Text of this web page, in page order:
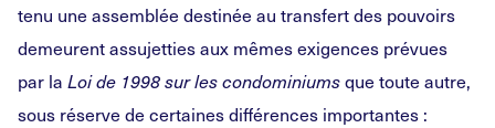
tenu une assemblée destinée au transfert des pouvoirs
demeurent assujetties aux mêmes exigences prévues
par la Loi de 1998 sur les condominiumsque toute autre,
sous réserve de certaines différences importantes :